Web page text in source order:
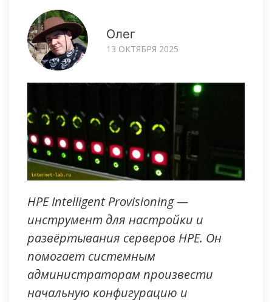
Олег
13 ОКТЯБРЯ 2025
HPE Intelligent Provisioning —
инструмент для настройки и
развёртывания серверов HPE. Он
помогает системным
администраторам произвести
начальную конфигурацию и